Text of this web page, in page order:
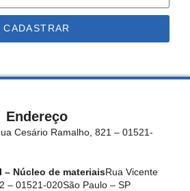
CADASTRAR
Endereço
Cesário Ramalho, 821 – 01521-
– Núcleo de materiaisRua Vicente
– 01521-020São Paulo – SP